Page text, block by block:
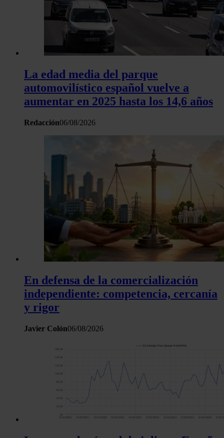
La edad media del parque
automovilístico español vuelve a
aumentar en 2025 hasta los 14,6 años
Redacción06/08/2026
En defensa de la comercialización
independiente: competencia, cercanía
y rigor
Javier Colón06/08/2026